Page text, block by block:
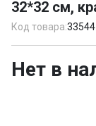
1
32*32 см,
Код товара:33544
Нет в